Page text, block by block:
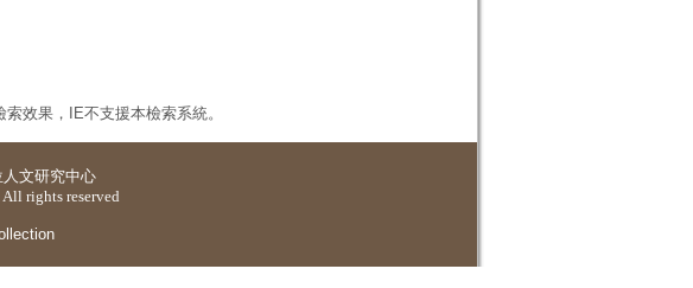
效果，IE不支援本檢索系統。
文研究中心
rights reserved